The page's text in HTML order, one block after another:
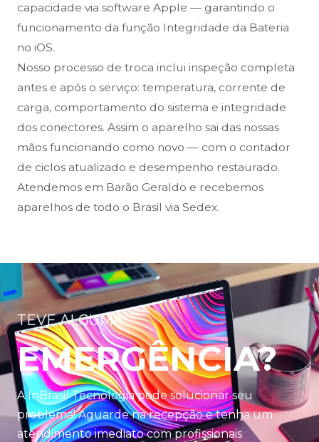
capacidade via software Apple — garantindo o
funcionamento da função Integridade da Bateria
no iOS.
Nosso processo de troca inclui inspeção completa
antes e após o serviço: temperatura, corrente de
carga, comportamento do sistema e integridade
dos conectores. Assim o aparelho sai das nossas
mãos funcionando como novo — com o contador
de ciclos atualizado e desempenho restaurado.
Atendemos em Barão Geraldo e recebemos
aparelhos de todo o Brasil via Sedex.
TEVE ALGUMA
EMERGÊNCIA?
A InBrasil Tecnologia pode solucionar seu
problema! Aguarde na recepção e tenha um
atendimento imediato com profissionais